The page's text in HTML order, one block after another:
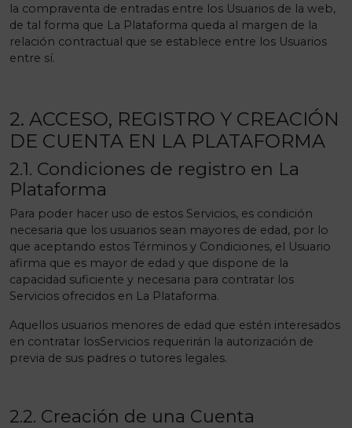
la compraventa de entradas entre los Usuarios de la web,
de tal forma que La Plataforma queda al margen de la
relación contractual que se establece entre los Usuarios
entre sí.
2. ACCESO, REGISTRO Y CREACIÓN
DE CUENTA EN LA PLATAFORMA
2.1. Condiciones de registro en La
Plataforma
Para poder hacer uso de estos Servicios, es condición
necesaria que los usuarios sean mayores de edad, por lo
que aceptando estos Términos y Condiciones, el Usuario
afirma que es mayor de edad y que dispone de la
capacidad suficiente y necesaria para contratar los
Servicios ofrecidos en La Plataforma.
Aquellos usuarios menores de edad que estén interesados
en contratar losServicios requerirán la autorización de
previa de sus padres o tutores legales.
2.2. Creación de una Cuenta